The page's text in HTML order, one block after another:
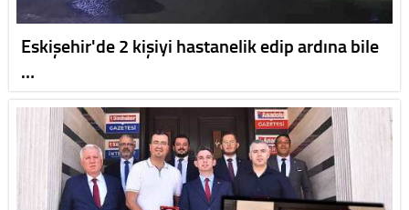
Eskişehir'de 2 kişiyi hastanelik edip ardına bile
…